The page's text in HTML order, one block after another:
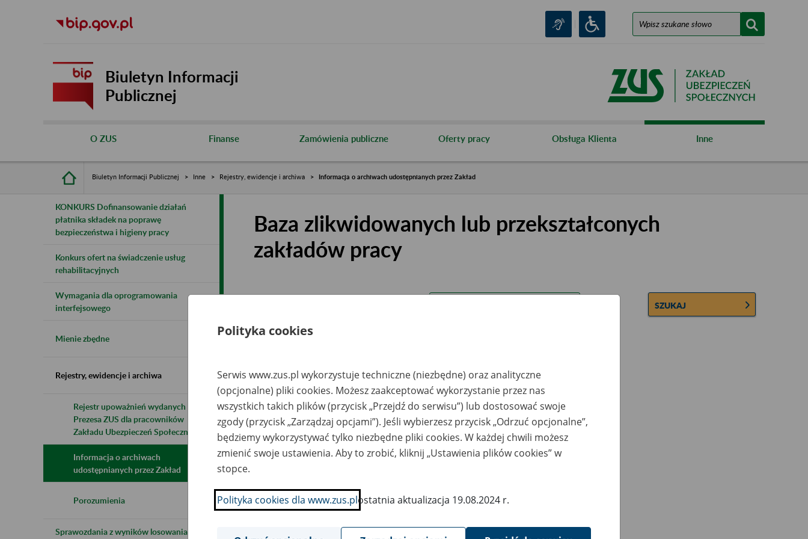
Biuletyn Informacji
Publicznej
O ZUS Finanse Zamówienia publiczne Oferty pracy Obsługa Klienta Inne
Biuletyn Informacji Publicznej Inne Rejestry, ewidencje i archiwa Informacja o archiwach udostępnianych przez Zakład
KONKURS Dofinansowanie działań
płatnika składek na poprawę
bezpieczeństwa i higieny pracy
Konkurs ofert na świadczenie usług
rehabilitacyjnych
Wymagania dla oprogramowania
interfejsowego
Mienie zbędne
Rejestry, ewidencje i archiwa
Rejestr upoważnień wydanych przez
Prezesa ZUS dla pracowników
Zakładu Ubezpieczeń Społecznych
Informacja o archiwach
udostępnianych przez Zakład
Porozumienia
Sprawozdania z wyników losowania do
Baza zlikwidowanych lub przekształconych
zakładów pracy
SZUKAJ
Wszystkie uwagi można przesyłać poprzez
Wyświetl wszystkie
Polityka cookies
Serwis www.zus.pl wykorzystuje techniczne (niezbędne) oraz analityczne
(opcjonalne) pliki cookies. Możesz zaakceptować wykorzystanie przez nas
wszystkich takich plików (przycisk „Przejdź do serwisu”) lub dostosować swoje
zgody (przycisk „Zarządzaj opcjami”). Jeśli wybierzesz przycisk „Odrzuć opcjonalne”,
będziemy wykorzystywać tylko niezbędne pliki cookies. W każdej chwili możesz
zmienić swoje ustawienia. Aby to zrobić, kliknij „Ustawienia plików cookies” w
stopce.
Polityka cookies dla www.zus.plostatnia aktualizacja 19.08.2024 r.